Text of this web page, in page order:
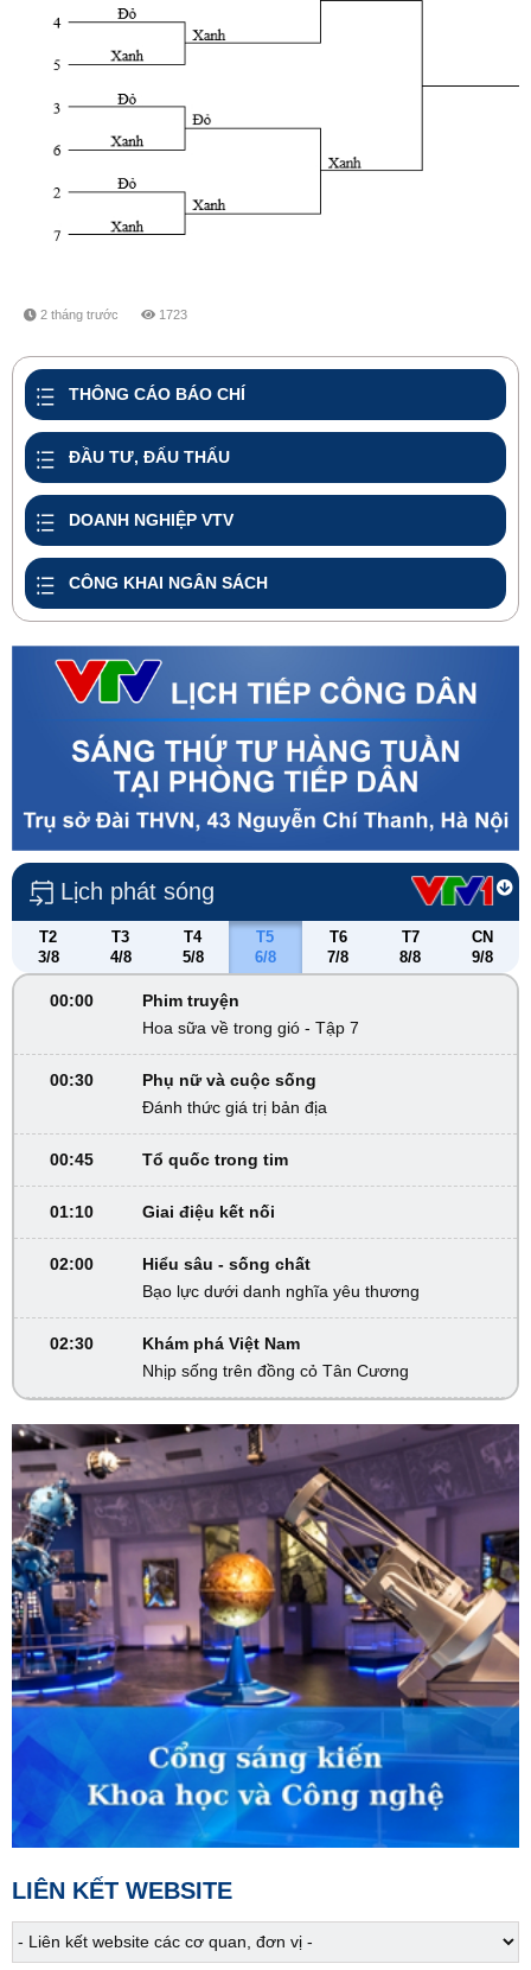
2 tháng trước 1723
THÔNG CÁO BÁO CHÍ
ĐẦU TƯ, ĐẤU THẤU
DOANH NGHIỆP VTV
CÔNG KHAI NGÂN SÁCH
Lịch phát sóng
T2
3/8
T3
4/8
T4
5/8
T5
6/8
T6
7/8
T7
8/8
CN
9/8
00:00
Phim truyện
Hoa sữa về trong gió - Tập 7
00:30
Phụ nữ và cuộc sống
Đánh thức giá trị bản địa
00:45 Tổ quốc trong tim
01:10 Giai điệu kết nối
02:00
Hiểu sâu - sống chất
Bạo lực dưới danh nghĩa yêu thương
02:30
Khám phá Việt Nam
Nhịp sống trên đồng cỏ Tân Cương
02:45
VTV Sống khỏe
Đừng để bữa ăn trở thành mối lo
03:30
Phim truyện
Người một nhà - Tập 1
04:15
Phim truyện
Người một nhà - Tập 2
05:05
S - Việt Nam
Phong tục cưới hỏi của người Gié Triêng
Phụ nữ và cuộc sống
Đánh thức giá trị bản địa
05:30 Chào buổi sáng
07:25 Việt Nam đa sắc
LIÊN KẾT WEBSITE